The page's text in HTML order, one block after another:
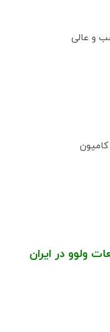
و عالی
ولوو در ایران